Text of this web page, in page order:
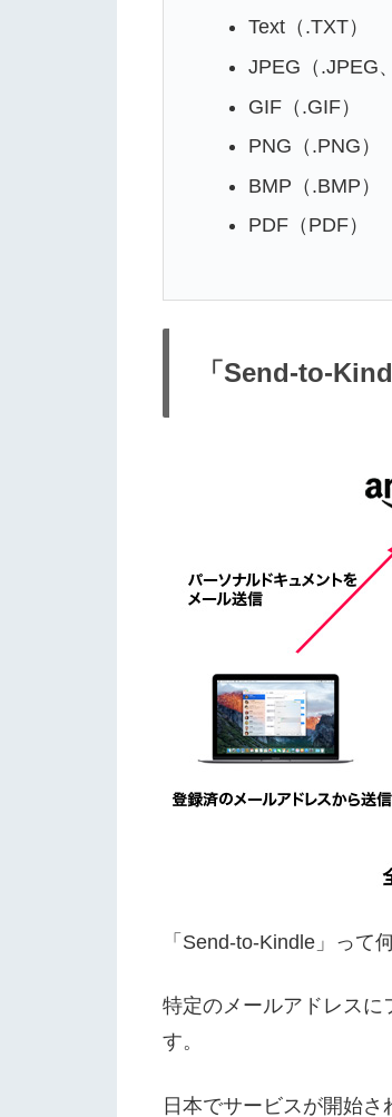
Text（.TXT）
JPEG（.JPEG
GIF（.GIF）
PNG（.PNG）
BMP（.BMP）
PDF（PDF）
「Send-to-
「Send-to-Kindle」って
特定のメールアドレスに
す。
日本でサービスが開始